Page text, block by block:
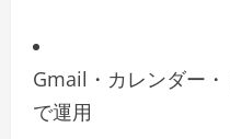
Gmail・カレンダー
で運用